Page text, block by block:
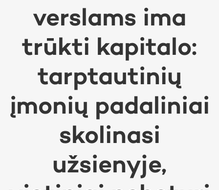
verslams ima
trūkti kapitalo:
tarptautinių
įmonių padaliniai
skolinasi
užsienyje,